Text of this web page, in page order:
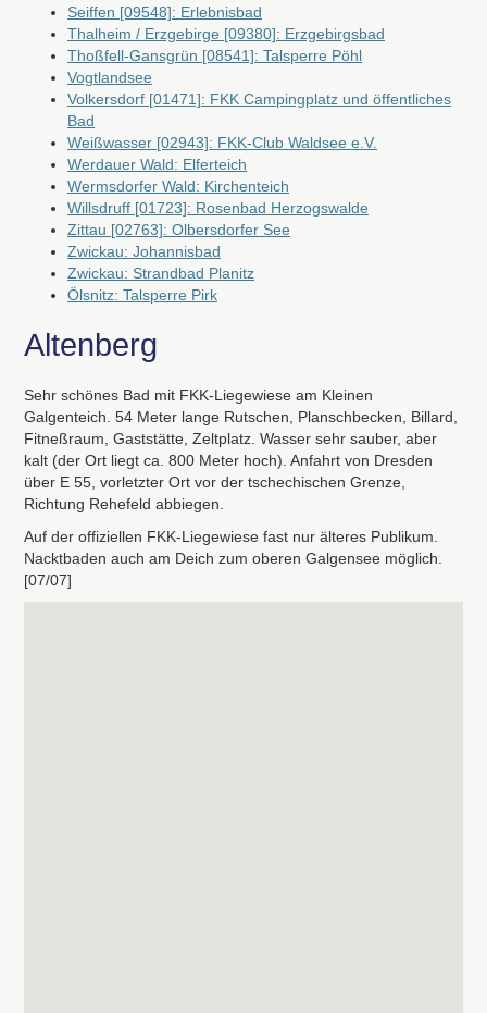
Seiffen [09548]: Erlebnisbad
Thalheim / Erzgebirge [09380]: Erzgebirgsbad
Thoßfell-Gansgrün [08541]: Talsperre Pöhl
Vogtlandsee
Volkersdorf [01471]: FKK Campingplatz und öffentliches
Bad
Weißwasser [02943]: FKK-Club Waldsee e.V.
Werdauer Wald: Elferteich
Wermsdorfer Wald: Kirchenteich
Willsdruff [01723]: Rosenbad Herzogswalde
Zittau [02763]: Olbersdorfer See
Zwickau: Johannisbad
Zwickau: Strandbad Planitz
Ölsnitz: Talsperre Pirk
Altenberg
Sehr schönes Bad mit FKK-Liegewiese am Kleinen
Galgenteich. 54 Meter lange Rutschen, Planschbecken, Billard,
Fitneßraum, Gaststätte, Zeltplatz. Wasser sehr sauber, aber
kalt (der Ort liegt ca. 800 Meter hoch). Anfahrt von Dresden
über E 55, vorletzter Ort vor der tschechischen Grenze,
Richtung Rehefeld abbiegen.
Auf der offiziellen FKK-Liegewiese fast nur älteres Publikum.
Nacktbaden auch am Deich zum oberen Galgensee möglich.
[07/07]